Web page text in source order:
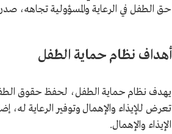
حق الطفل في الرعاية والمسؤولية تجاهه، صدر عام 1436هـ/2014م وتضمن 26 مادة، عدل بعضها
أهداف نظام حماية الطفل
يهدف نظام حماية الطفل، لحفظ حقوق
تعرض للإيذاء والإهمال وتوفير الرعاية
الإيذاء والإهمال.